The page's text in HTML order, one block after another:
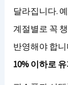
달라집니다.
계절별로 꼭
반영해야 합니
10% 이하로